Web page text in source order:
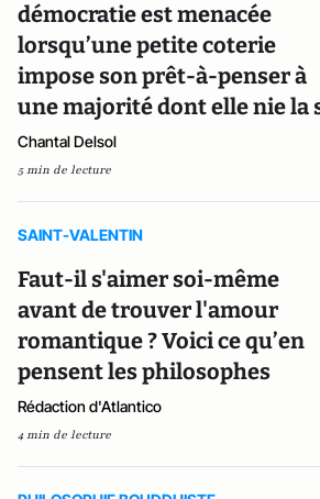
démocratie est menacée
lorsqu’une petite coterie
impose son prêt-à-penser à
une majorité dont elle nie la
Chantal Delsol
5 min de lecture
SAINT-VALENTIN
Faut-il s'aimer soi-même
avant de trouver l'amour
romantique ? Voici ce qu’en
pensent les philosophes
Rédaction d'Atlantico
4 min de lecture